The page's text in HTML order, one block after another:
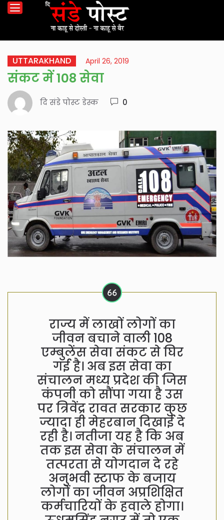
UTTARAKHAND April 26, 2019
संकट में 108 सेवा
दि संडे पोस्ट डेस्क 0
राज्य में लाखों लोगों का
जीवन बचाने वाली 108
एम्बुलेंस सेवा संकट से घिर
गई है। अब इस सेवा का
संचालन मध्य प्रदेश की जिस
कंपनी को सौंपा गया है उस
पर त्रिवेंद्र रावत सरकार कुछ
ज्यादा ही मेहरबान दिखाई दे
रही है। नतीजा यह है कि अब
तक इस सेवा के संचालन में
तत्परता से योगदान दे रहे
अनुभवी स्टाफ के बजाय
लोगों का जीवन अप्रशिक्षित
कर्मचारियों के हवाले होगा।